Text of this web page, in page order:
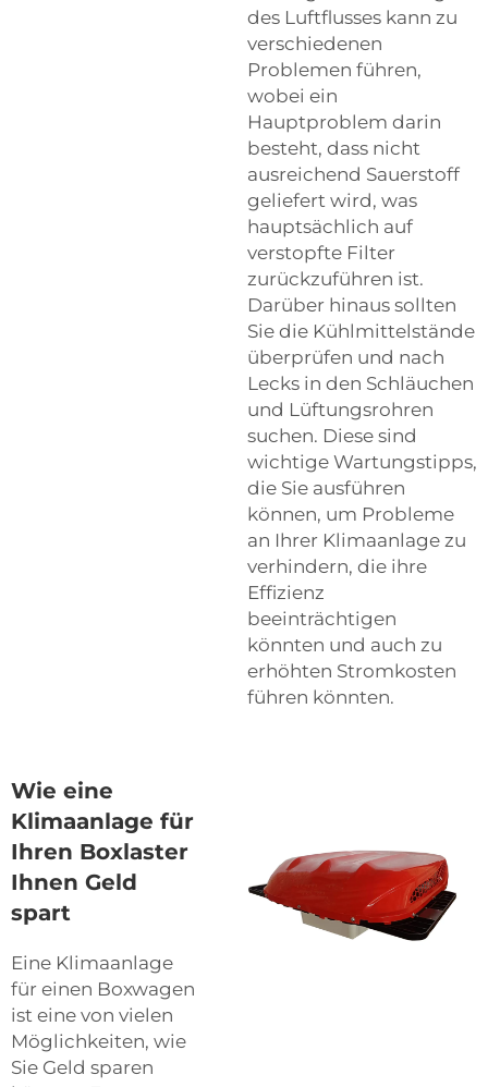
des Luftflusses kann zu
verschiedenen
Problemen führen,
wobei ein
Hauptproblem darin
besteht, dass nicht
ausreichend Sauerstoff
geliefert wird, was
hauptsächlich auf
verstopfte Filter
zurückzuführen ist.
Darüber hinaus sollten
Sie die Kühlmittelstände
überprüfen und nach
Lecks in den Schläuchen
und Lüftungsrohren
suchen. Diese sind
wichtige Wartungstipps,
die Sie ausführen
können, um Probleme
an Ihrer Klimaanlage zu
verhindern, die ihre
Effizienz
beeinträchtigen
könnten und auch zu
erhöhten Stromkosten
führen könnten.
Wie eine
Klimaanlage für
Ihren Boxlaster
Ihnen Geld
spart
Eine Klimaanlage
für einen Boxwagen
ist eine von vielen
Möglichkeiten, wie
Sie Geld sparen